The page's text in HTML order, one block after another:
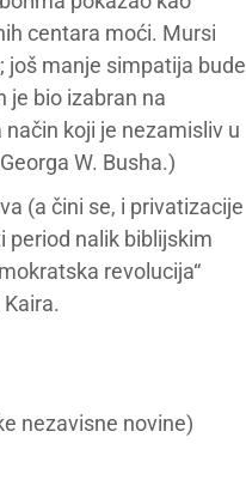
centara moći. Mursi
još manje simpatija bude
je bio izabran na
koji je nezamisliv u
W. Busha.)
(a čini se, i privatizacije
period nalik biblijskim
revolucija“
nezavisne novine)